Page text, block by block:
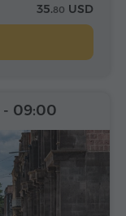
35.80 USD
- 09:00